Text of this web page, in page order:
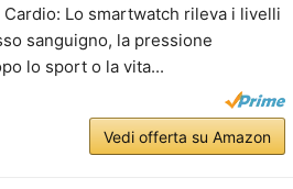
Lo smartwatch rileva i livelli
sanguigno, la pressione
lo sport o la vita...
Vedi offerta su Amazon